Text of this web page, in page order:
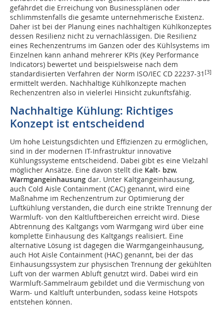
gefährdet die Erreichung von Businessplänen oder
schlimmstenfalls die gesamte unternehmerische Existenz.
Daher ist bei der Planung eines nachhaltigen Kühlkonzeptes
dessen Resilienz nicht zu vernachlässigen. Die Resilienz
eines Rechenzentrums im Ganzen oder des Kühlsystems im
Einzelnen kann anhand mehrerer KPIs (Key Performance
Indicators) bewertet und beispielsweise nach dem
standardisierten Verfahren der Norm ISO/IEC CD 22237-31 [3]
ermittelt werden. Nachhaltige Kühlkonzepte machen
Rechenzentren also in vielerlei Hinsicht zukunftsfähig.
Nachhaltige Kühlung: Richtiges
Konzept ist entscheidend
Um hohe Leistungsdichten und Effizienzen zu ermöglichen,
sind in der modernen IT-Infrastruktur innovative
Kühlungssysteme entscheidend. Dabei gibt es eine Vielzahl
möglicher Ansätze. Eine davon stellt die Kalt- bzw.
Warmgangeinhausung dar. Unter Kaltgangeinhausung,
auch Cold Aisle Containment (CAC) genannt, wird eine
Maßnahme im Rechenzentrum zur Optimierung der
Luftkühlung verstanden, die durch eine strikte Trennung der
Warmluft- von den Kaltluftbereichen erreicht wird. Diese
Abtrennung des Kaltgangs vom Warmgang wird über eine
komplette Einhausung des Kaltgangs realisiert. Eine
alternative Lösung ist dagegen die Warmgangeinhausung,
auch Hot Aisle Containment (HAC) genannt, bei der das
Einhausungssystem zur physischen Trennung der gekühlten
Luft von der warmen Abluft genutzt wird. Dabei wird ein
Warmluft-Sammelraum gebildet und die Vermischung von
Warm- und Kaltluft unterbunden, sodass keine Hotspots
entstehen können.